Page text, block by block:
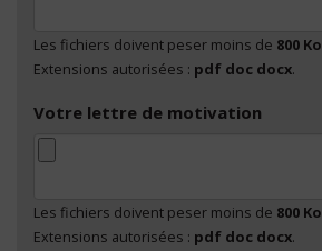
Les fichiers doivent peser moins de 800 Ko
Extensions autorisées : pdf doc docx.
Votre lettre de motivation
Les fichiers doivent peser moins de 800 Ko
Extensions autorisées : pdf doc docx.